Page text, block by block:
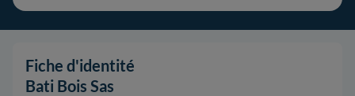
Fiche d'identité
Bati Bois Sas